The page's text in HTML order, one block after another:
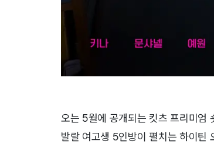
오는 5월에 공개되는 킷츠 프리미엄
발랄 여고생 5인방이 펼치는 하이틴